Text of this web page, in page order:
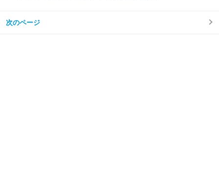
敵テーブル RPGのアイテムテーブル SLGのユニット
パラメータ ステージ情報管理 例えば、RPGのアイテ
を先に決めて、 その関節の末端位置を実現するための
次のページ